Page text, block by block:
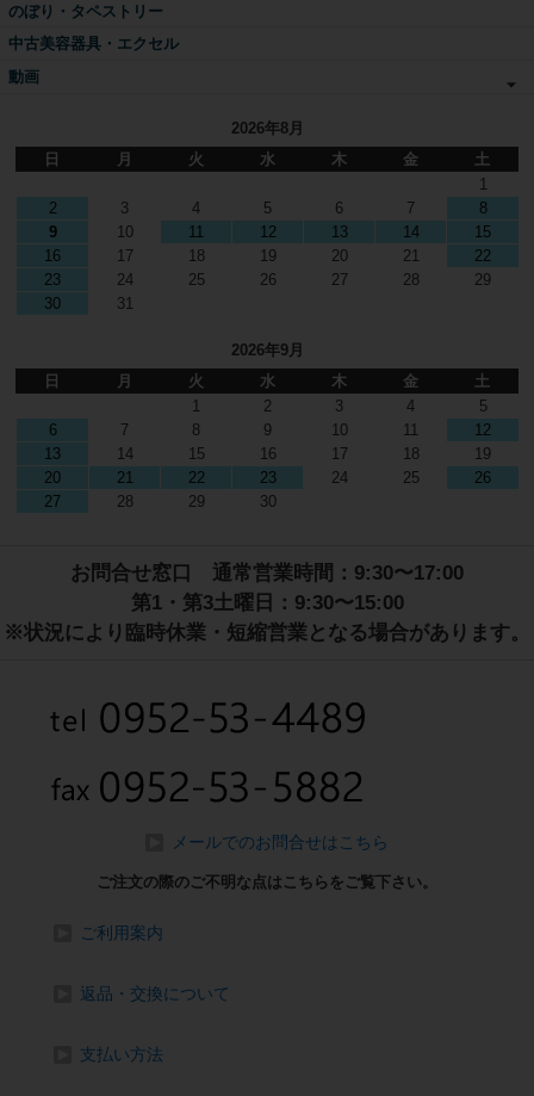
のぼり・タペストリー
中古美容器具・エクセル
動画
2026年8月
日
月 火 水 木 金
土
1
2
3 4 5 6 7
8
9
10 11 12 13 14
15
16
17 18 19 20 21
22
23
24 25 26 27 28
29
30
31
2026年9月
日
月 火 水 木 金
土
1
2 3 4
5
6
7 8 9 10 11
12
13
14 15 16 17 18
19
20
21 22 23 24 25
26
27
28 29 30
お問合せ窓口 通常営業時間：9:30〜17:00
第1・第3土曜日：9:30〜15:00
※状況により臨時休業・短縮営業となる場合があります。
メールでのお問合せはこちら
ご注文の際のご不明な点はこちらをご覧下さい。
ご利用案内
返品・交換について
支払い方法